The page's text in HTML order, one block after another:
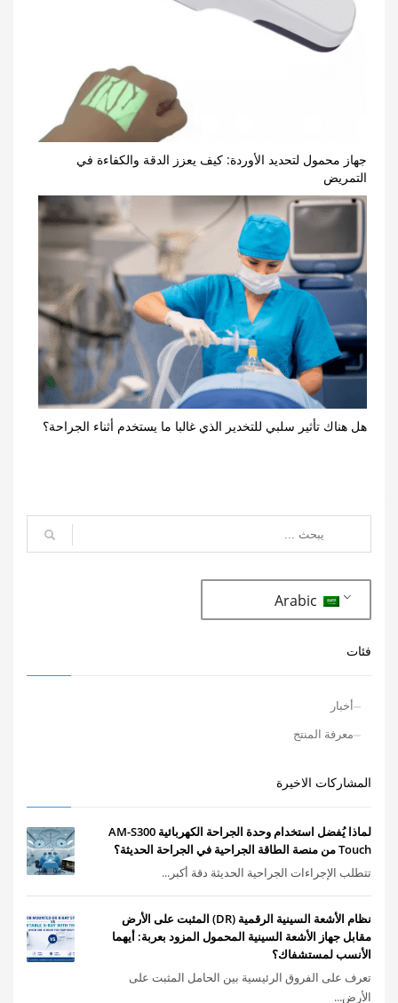
جهاز محمول لتحديد الأوردة: كيف يعزز الدقة والكفاءة في
التمريض
هل هناك تأثير سلبي للتخدير الذي غالبا ما يستخدم أثناء الجراحة؟
فئات
أخبار
معرفة المنتج
المشاركات الاخيرة
لماذا يُفضل استخدام وحدة الجراحة الكهربائية AM-S300
Touch من منصة الطاقة الجراحية في الجراحة الحديثة؟
تتطلب الإجراءات الجراحية الحديثة دقة أكبر...
نظام الأشعة السينية الرقمية (DR) المثبت على الأرض
مقابل جهاز الأشعة السينية المحمول المزود بعربة: أيهما
الأنسب لمستشفاك؟
تعرف على الفروق الرئيسية بين الحامل المثبت على
الأرض...